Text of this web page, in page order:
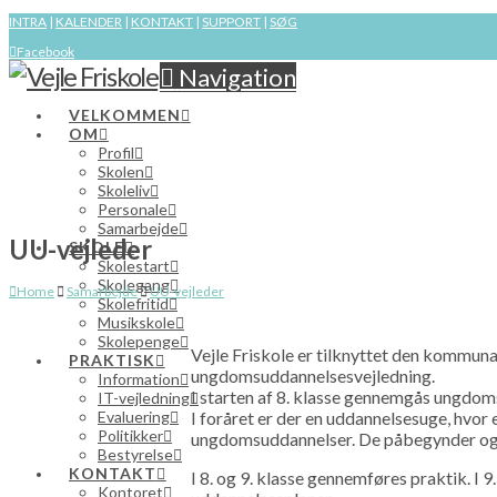
INTRA | KALENDER | KONTAKT | SUPPORT | SØG
Facebook
Navigation
VELKOMMEN
OM
Profil
Skolen
Skoleliv
Personale
Samarbejde
SKOLE
Skolestart
Skolegang
Skolefritid
Musikskole
Skolepenge
PRAKTISK
Information
IT-vejledning
Evaluering
Politikker
Bestyrelse
KONTAKT
Kontoret
UU-vejleder
Home Samarbejde UU-vejleder
Vejle Friskole er tilknyttet den
ungdomsuddannelsesvejledning.
I starten af 8. klasse gennemgås
I foråret er der en uddannelsesuge,
ungdomsuddannelser. De påbegynder
I 8. og 9. klasse gennemføres praktik. I